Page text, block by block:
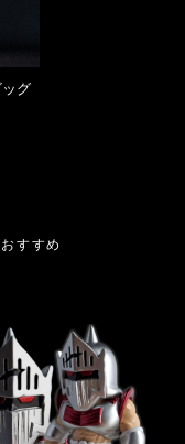
グ
おすすめ